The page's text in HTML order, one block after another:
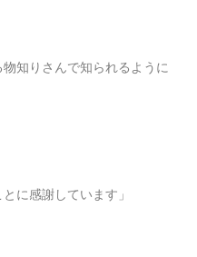
知りさんで知られるように
に感謝しています」